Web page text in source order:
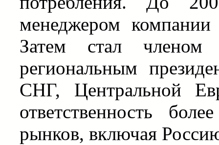
менеджером
Затем стал членом
региональным
СНГ, Центральной
ответственность
рынков, включая